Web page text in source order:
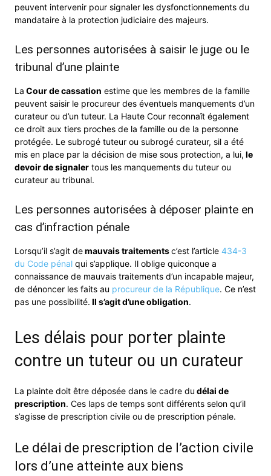
peuvent intervenir pour signaler les dysfonctionnements du
mandataire à la protection judiciaire des majeurs.
Les personnes autorisées à saisir le juge ou le
tribunal d’une plainte
La Cour de cassation estime que les membres de la famille
peuvent saisir le procureur des éventuels manquements d’un
curateur ou d’un tuteur. La Haute Cour reconnaît également
ce droit aux tiers proches de la famille ou de la personne
protégée. Le subrogé tuteur ou subrogé curateur, sil a été
mis en place par la décision de mise sous protection, a lui, le
devoir de signaler tous les manquements du tuteur ou
curateur au tribunal.
Les personnes autorisées à déposer plainte en
cas d’infraction pénale
Lorsqu’il s’agit demauvais traitementsc’est l’article 434-3
du Code pénal qui s’applique. Il oblige quiconque a
connaissance de mauvais traitements d’un incapable majeur,
de dénoncer les faits au procureur de la République. Ce n’est
pas une possibilité. Il s’agit d’une obligation.
Les délais pour porter plainte
contre un tuteur ou un curateur
La plainte doit être déposée dans le cadre du délai de
prescription. Ces laps de temps sont différents selon qu’il
s’agisse de prescription civile ou de prescription pénale.
Le délai de prescription de l’action civile
lors d’une atteinte aux biens